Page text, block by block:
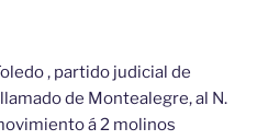
, partido judicial de
de Montealegre, al N.
á 2 molinos